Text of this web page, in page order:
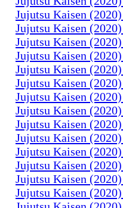
Jujutsu Kaisen
Jujutsu Kaisen
Jujutsu Kaisen
Jujutsu Kaisen
Jujutsu Kaisen
Jujutsu Kaisen
Jujutsu Kaisen
Jujutsu Kaisen
Jujutsu Kaisen
Jujutsu Kaisen
Jujutsu Kaisen
Jujutsu Kaisen
Jujutsu Kaisen
Jujutsu Kaisen